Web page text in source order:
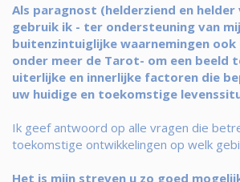
Als paragnost (helderziend en helder
gebruik ik - ter ondersteuning van
buitenzintuiglijke waarnemingen ook
onder meer de Tarot- om een beeld
uiterlijke en innerlijke factoren die
uw huidige en toekomstige
Ik geef antwoord op alle vragen die
toekomstige ontwikkelingen op welk
Het is mijn streven u zo goed